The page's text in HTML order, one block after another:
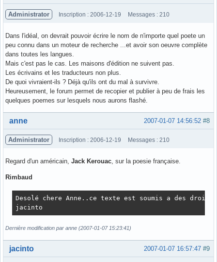
Administrator Inscription : 2006-12-19 Messages : 210
Dans l'idéal, on devrait pouvoir écrire le nom de n'importe quel poete un
peu connu dans un moteur de recherche ...et avoir son oeuvre complète
dans toutes les langues.
Mais c'est pas le cas. Les maisons d'édition ne suivent pas.
Les écrivains et les traducteurs non plus.
De quoi vivraient-ils ? Déjà qu'ils ont du mal à survivre.
Heureusement, le forum permet de recopier et publier à peu de frais les
quelques poemes sur lesquels nous aurons flashé.
Hors ligne #8
2007-01-07 14:56:52
anne
Administrator Inscription : 2006-12-19 Messages : 210
Regard d'un américain, Jack Kerouac , sur la poesie française.
Rimbaud
Desolé chere Anne..ce texte est soumis a des
jacinto
Dernière modification par anne (2007-01-07 15:23:41)
Hors ligne #9
2007-01-07 16:57:47
jacinto